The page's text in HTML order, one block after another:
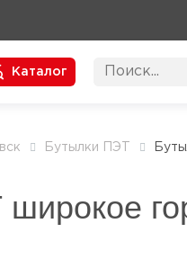
Каталог
Бутылки ПЭТ